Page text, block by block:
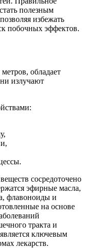
полезным
избежать
побочных эффектов.
обладает
излучают
сосредоточено
эфирные масла,
флавоноиды и
на основе
тракта и
ключевым
лекарств.